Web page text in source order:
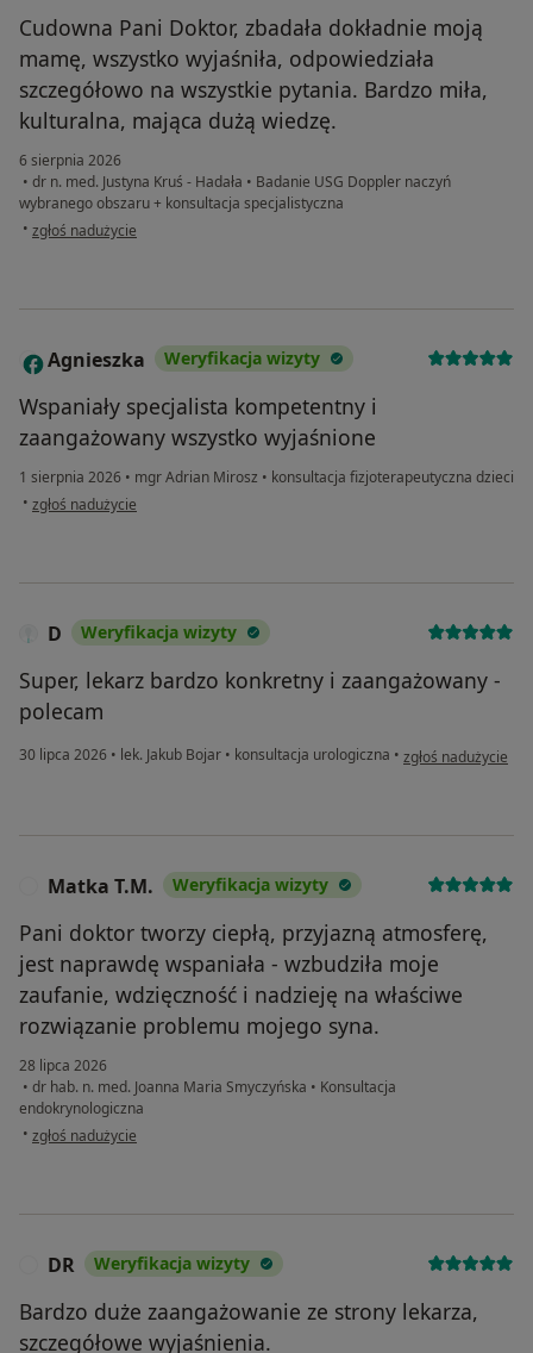
Cudowna Pani Doktor, zbadała dokładnie moją
mamę, wszystko wyjaśniła, odpowiedziała
szczegółowo na wszystkie pytania. Bardzo miła,
kulturalna, mająca dużą wiedzę.
6 sierpnia 2026
• dr n. med. Justyna Kruś - Hadała • Badanie USG Doppler naczyń
wybranego obszaru + konsultacja specjalistyczna
• w opinii użytkownika Barbara O.
zgłoś nadużycie
A Agnieszka Weryfikacja wizyty
Wspaniały specjalista kompetentny i
zaangażowany wszystko wyjaśnione
1 sierpnia 2026 • mgr Adrian Mirosz • konsultacja fizjoterapeutyczna dzieci
• w opinii użytkownika Agnieszka
zgłoś nadużycie
D Weryfikacja wizyty
Super, lekarz bardzo konkretny i zaangażowany -
polecam
30 lipca 2026 • lek. Jakub Bojar • konsultacja urologiczna • w opinii
zgłoś nadużycie
Matka T.M. Weryfikacja wizyty
Pani doktor tworzy ciepłą, przyjazną atmosferę,
jest naprawdę wspaniała - wzbudziła moje
zaufanie, wdzięczność i nadzieję na właściwe
rozwiązanie problemu mojego syna.
28 lipca 2026
• dr hab. n. med. Joanna Maria Smyczyńska • Konsultacja
endokrynologiczna
• w opinii użytkownika Matka T.M.
zgłoś nadużycie
DR Weryfikacja wizyty
Bardzo duże zaangażowanie ze strony lekarza,
szczegółowe wyjaśnienia.